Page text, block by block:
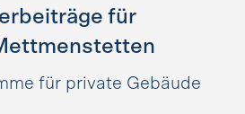
für
für private Gebäude